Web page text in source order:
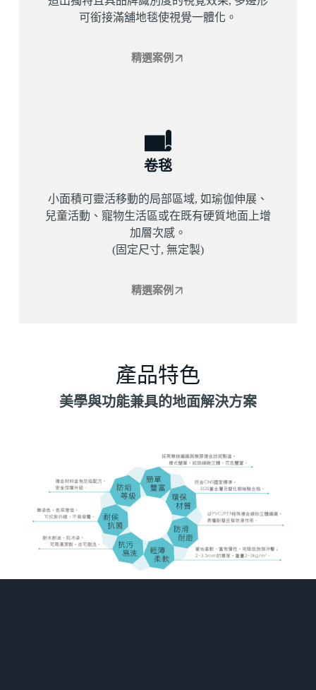
可銜接滿舖地毯使視覺一體化。
精選案例
卷毯
小面積可靈活移動的局部區域, 如瑜伽伸展、
兒童活動、寵物生活區或在既有硬質地面上增
加層次感。
(固定尺寸, 無定製)
精選案例
產品特色
美學與功能兼具的地面解決方案